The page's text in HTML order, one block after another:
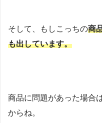
そして、もしこっちの商
も出しています。
商品に問題があった場合
からね。